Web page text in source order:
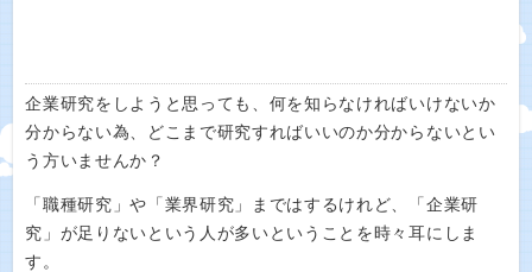
企業研究をしようと思っても、何を知らなければいけないか
分からない為、どこまで研究すればいいのか分からないとい
う方いませんか？
「職種研究」や「業界研究」まではするけれど、「企業研
究」が足りないという人が多いということを時々耳にしま
す。